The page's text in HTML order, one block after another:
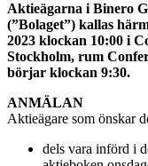
Aktieägarna i Binero
(”Bolaget”) kallas
2023 klockan 10:00 i
Stockholm, rum
börjar klockan 9:30.
ANMÄLAN
Aktieägare som önskar
dels vara införd i